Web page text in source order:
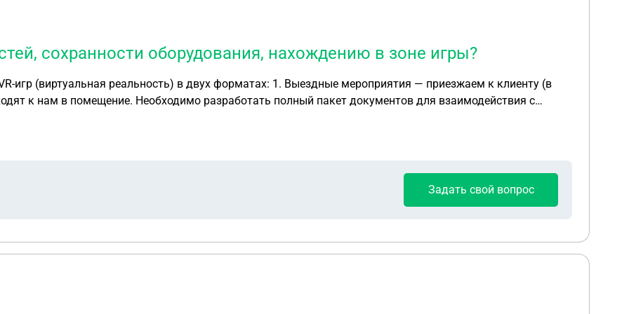
сохранности оборудования, нахождению в зоне игры?
сердечно-сосудистые заболевания, алкогольное/наркотическое опьянение)? · Какую
на его территории, время монтажа/демонтажа)? 6. Акцепт оферты. · Какие способы
Задать свой вопрос